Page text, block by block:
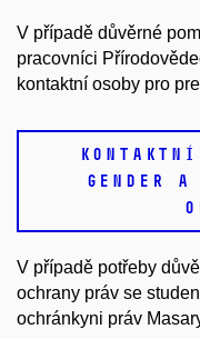
V případě důvěrné
pracovníci
kontaktní osoby pro
GENDER
V případě potřeby
ochrany práv se
ochránkyni práv